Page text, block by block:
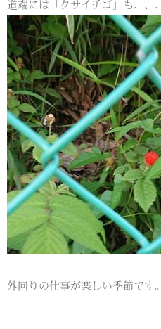
道端には「クサイチゴ」も、、、
外回りの仕事が楽しい季節です。